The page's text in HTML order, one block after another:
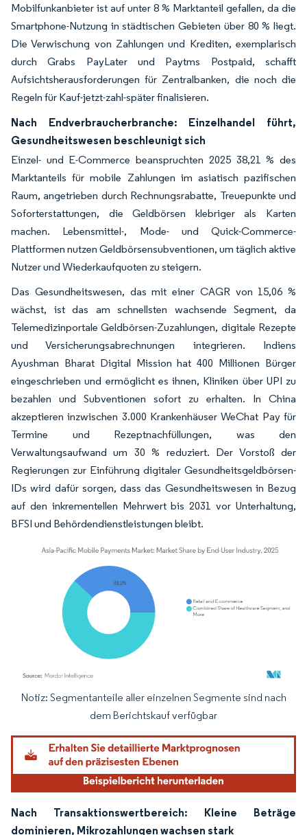
Mobilfunkanbieter ist auf unter 8 % Marktanteil gefallen, da die
Smartphone-Nutzung in städtischen Gebieten über 80 % liegt.
Die Verwischung von Zahlungen und Krediten, exemplarisch
durch Grabs PayLater und Paytms Postpaid, schafft
Aufsichtsherausforderungen für Zentralbanken, die noch die
Regeln für Kauf-jetzt-zahl-später finalisieren.
Nach Endverbraucherbranche: Einzelhandel führt,
Gesundheitswesen beschleunigt sich
Einzel- und E-Commerce beanspruchten 2025 38,21 % des
Marktanteils für mobile Zahlungen im asiatisch pazifischen
Raum, angetrieben durch Rechnungsrabatte, Treuepunkte und
Soforterstattungen, die Geldbörsen klebriger als Karten
machen. Lebensmittel-, Mode- und Quick-Commerce-
Plattformen nutzen Geldbörsensubventionen, um täglich aktive
Nutzer und Wiederkaufquoten zu steigern.
Das Gesundheitswesen, das mit einer CAGR von 15,06 %
wächst, ist das am schnellsten wachsende Segment, da
Telemedizinportale Geldbörsen-Zuzahlungen, digitale Rezepte
und Versicherungsabrechnungen integrieren. Indiens
Ayushman Bharat Digital Mission hat 400 Millionen Bürger
eingeschrieben und ermöglicht es ihnen, Kliniken über UPI zu
bezahlen und Subventionen sofort zu erhalten. In China
akzeptieren inzwischen 3.000 Krankenhäuser WeChat Pay für
Termine und Rezeptnachfüllungen, was den
Verwaltungsaufwand um 30 % reduziert. Der Vorstoß der
Regierungen zur Einführung digitaler Gesundheitsgeldbörsen-
IDs wird dafür sorgen, dass das Gesundheitswesen in Bezug
auf den inkrementellen Mehrwert bis 2031 vor Unterhaltung,
BFSI und Behördendienstleistungen bleibt.
Bild © Mordor Intelligence. Wiederverwendung erfordert Namensnennung
Notiz: Segmentanteile aller einzelnen Segmente sind nach
dem Berichtskauf verfügbar
Nach Transaktionswertbereich: Kleine Beträge
dominieren, Mikrozahlungen wachsen stark